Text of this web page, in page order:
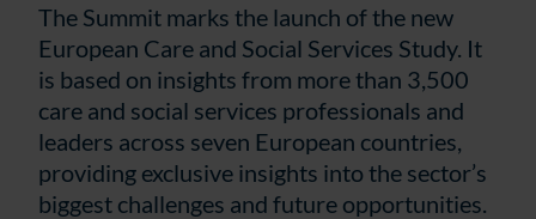
The Summit marks the launch of the new
European Care and Social Services Study. It
is based on insights from more than 3,500
care and social services professionals and
leaders across seven European countries,
providing exclusive insights into the sector’s
biggest challenges and future opportunities.